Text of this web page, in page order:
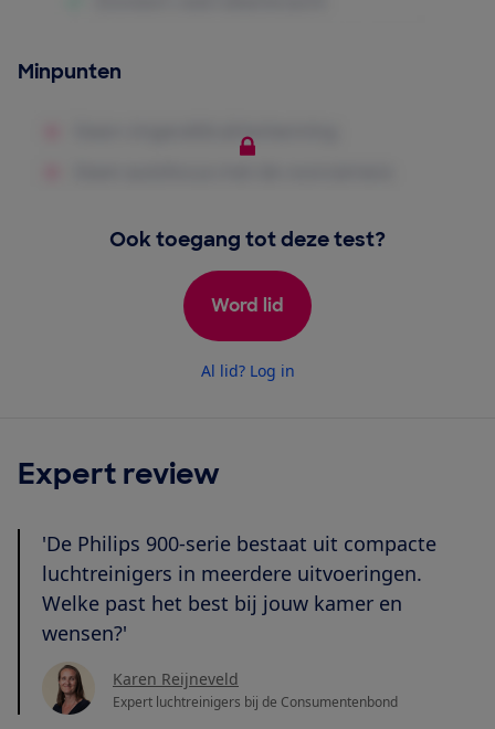
Minpunten
Ook toegang tot deze test?
Word lid
Al lid? Log in
Expert review
'De Philips 900-serie bestaat uit compacte
luchtreinigers in meerdere uitvoeringen.
Welke past het best bij jouw kamer en
wensen?'
Karen Reijneveld
Expert luchtreinigers bij de Consumentenbond